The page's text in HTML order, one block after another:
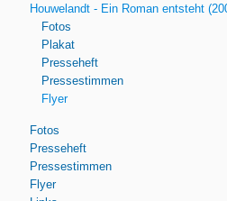
Houwelandt - Ein Roman entsteht
Fotos
Plakat
Presseheft
Pressestimmen
Flyer
Fotos
Presseheft
Pressestimmen
Flyer